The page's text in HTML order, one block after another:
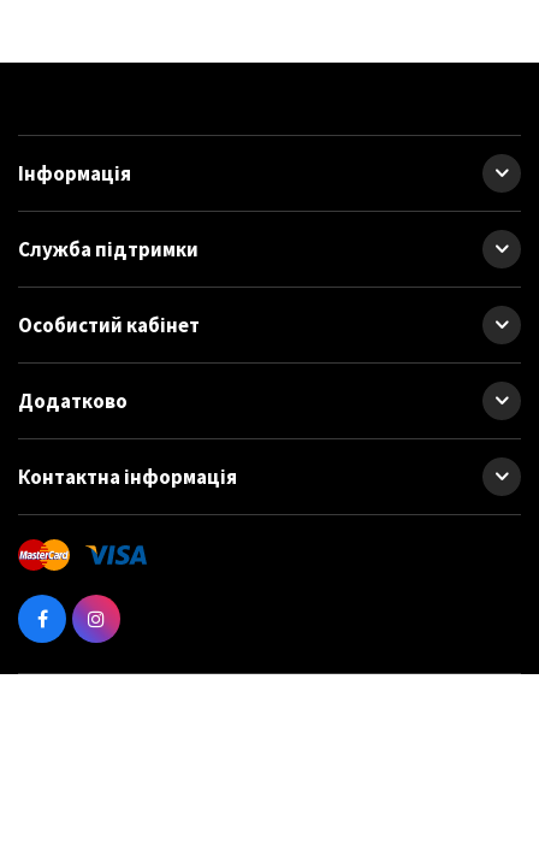
Інформація
Служба підтримки
Особистий кабінет
Додатково
Контактна інформація